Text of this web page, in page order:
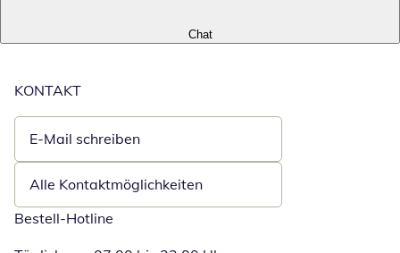
Chat
KONTAKT
E-Mail schreiben
Öffnet E-Mail-Client
Alle Kontaktmöglichkeiten
Bestell-Hotline